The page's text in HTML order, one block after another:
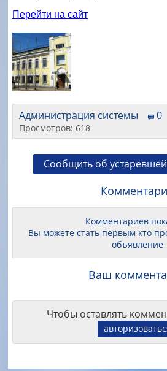
Перейти на сайт
Администрация системы 0
Просмотров: 618
Сообщить об
Комментариев
Вы можете стать первым кто
объявление
Ваш
Чтобы оставлять